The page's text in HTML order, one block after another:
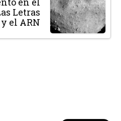
Letras
el ARN